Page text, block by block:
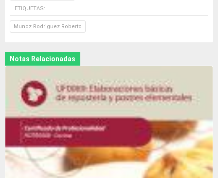
ETIQUETAS:
Munoz Rodriguez Roberto
Notas Relacionadas